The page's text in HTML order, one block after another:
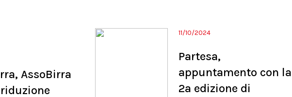
AssoBirra
11/10/2024
Partesa,
appuntamento con la
2a edizione di